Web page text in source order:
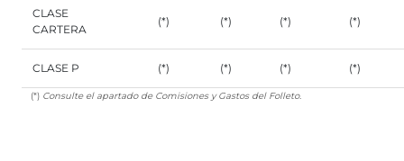
(*) Consulte el apartado de Comisiones y Gastos del Folleto.
CLASE
CARTERA
(*) (*) (*) (*)
CLASE P (*) (*) (*) (*)